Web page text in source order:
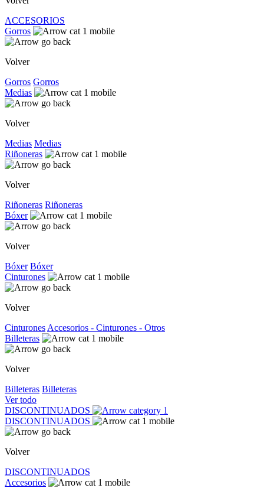
ACCESORIOS
Gorros
Volver
Gorros Gorros
Medias
Volver
Medias Medias
Riñoneras
Volver
Riñoneras Riñoneras
Bóxer
Volver
Bóxer Bóxer
Cinturones
Volver
Cinturones Accesorios - Cinturones - Otros
Billeteras
Volver
Billeteras Billeteras
Ver todo
DISCONTINUADOS
DISCONTINUADOS
Volver
DISCONTINUADOS
Accesorios